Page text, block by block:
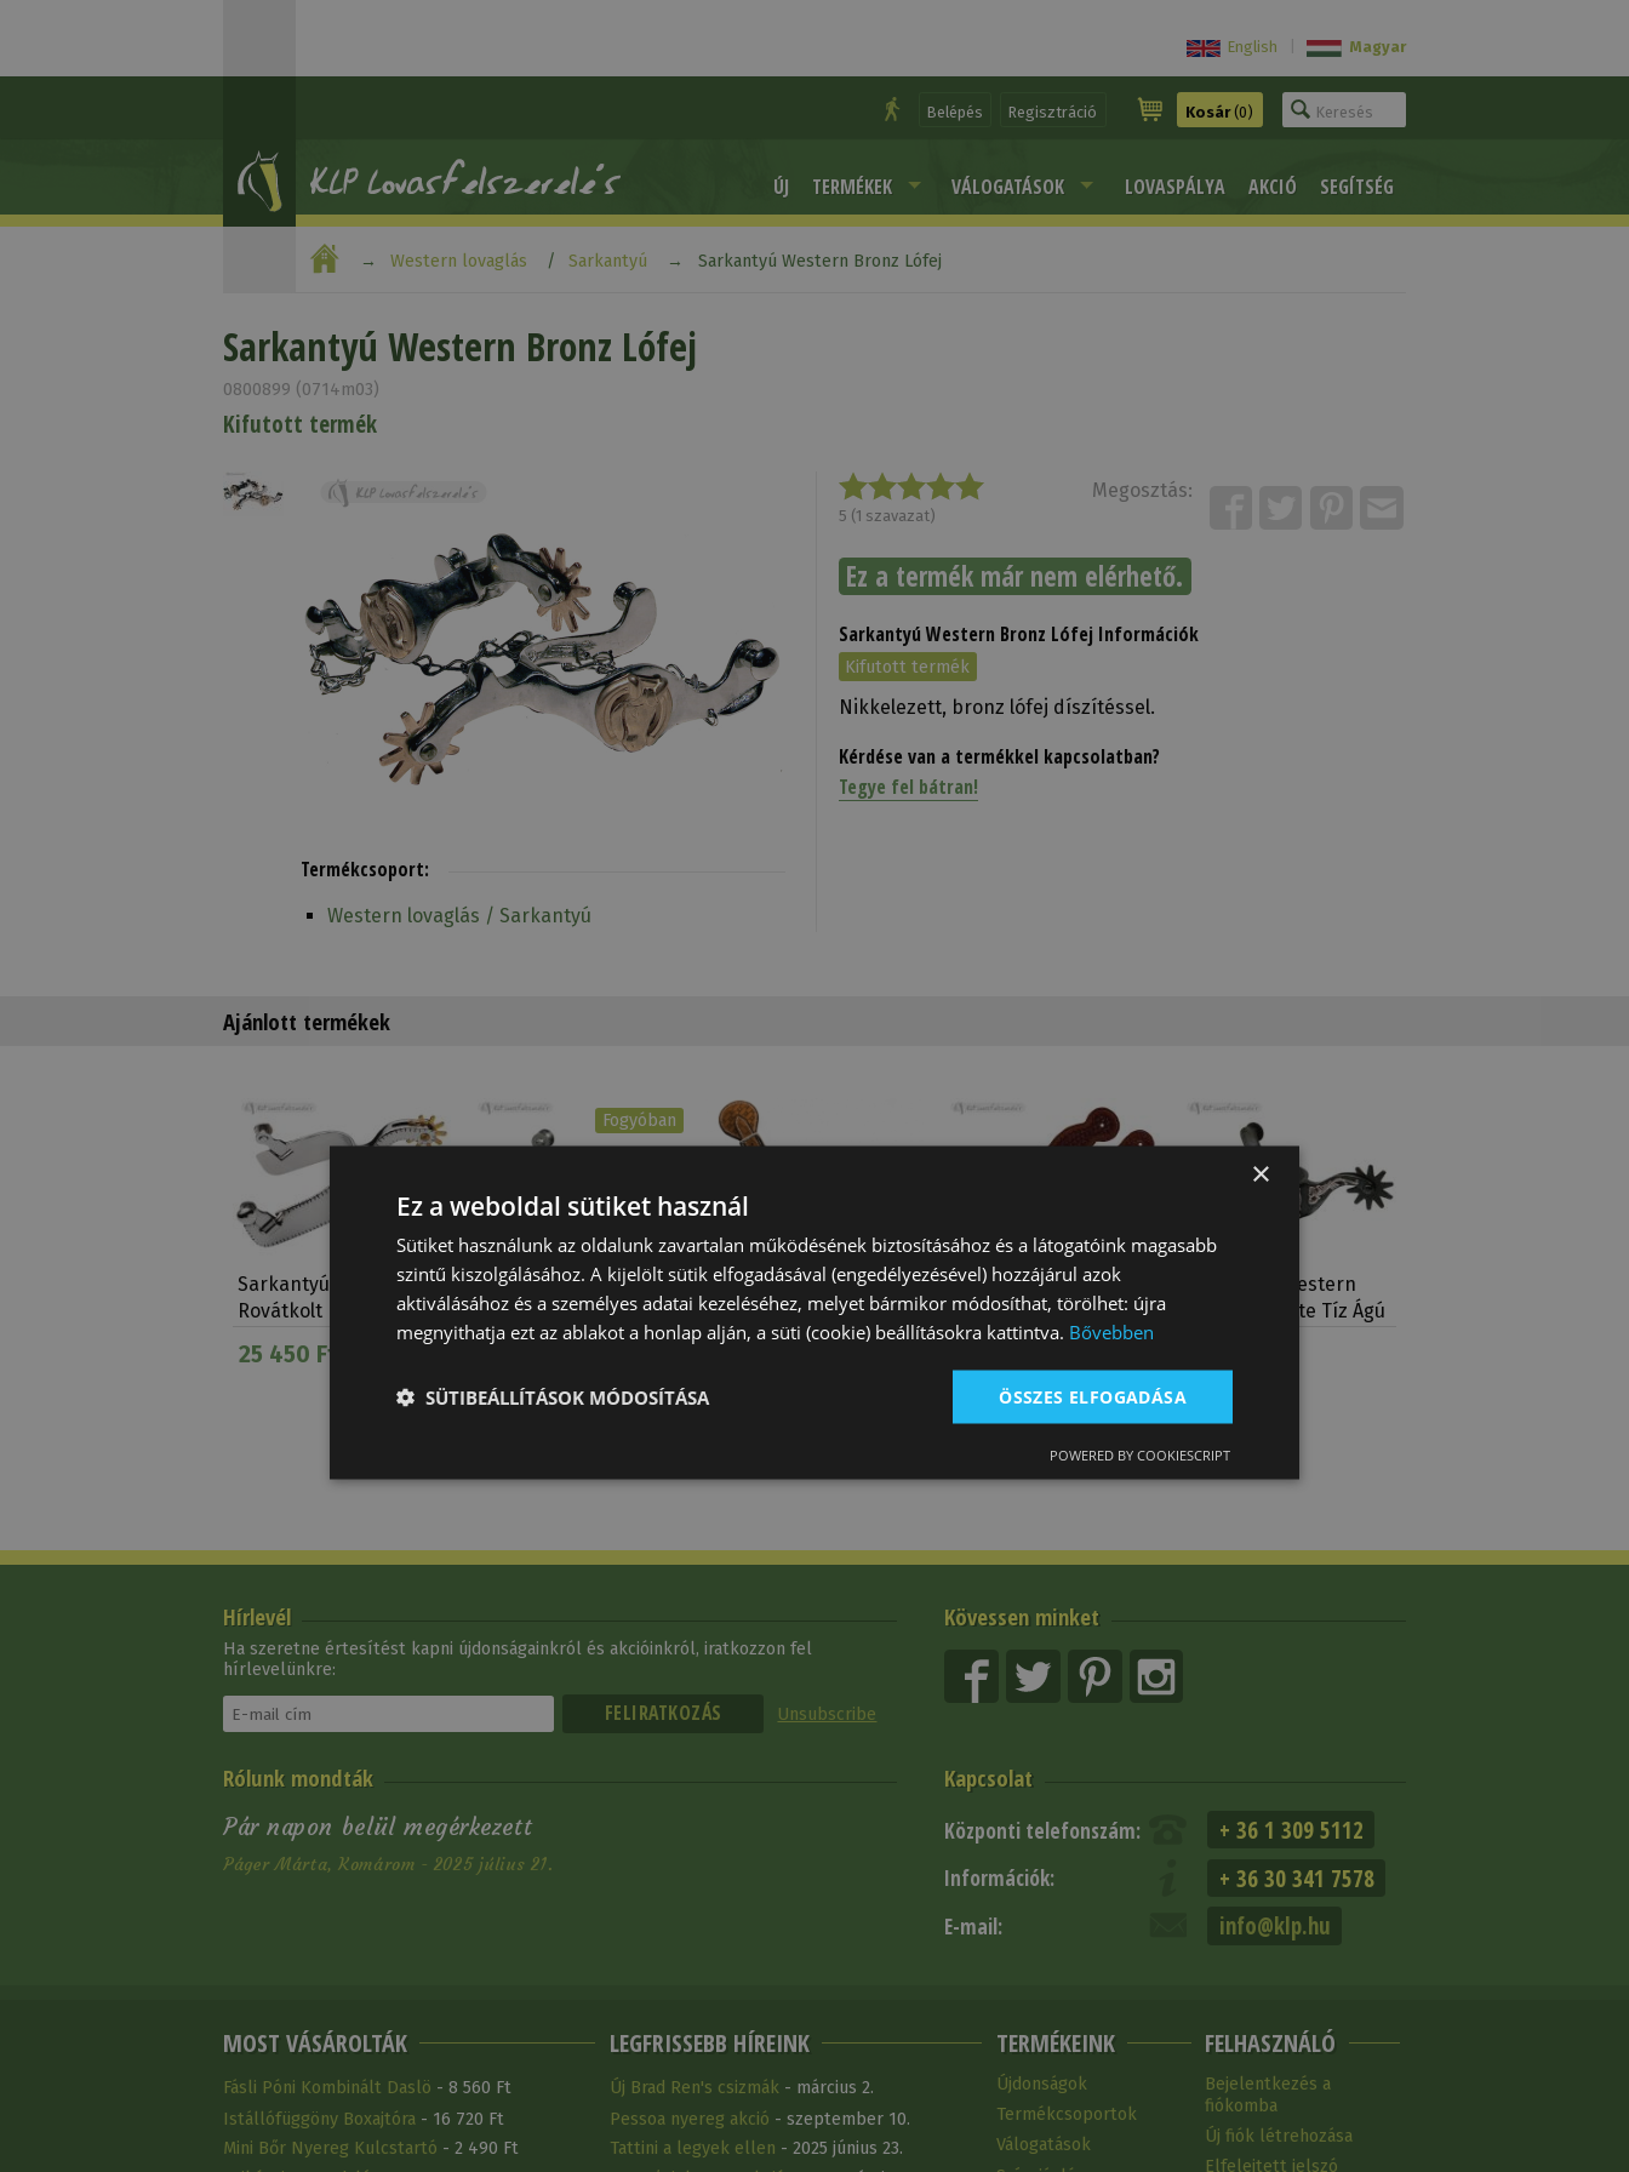
English Magyar
Belépés Regisztráció Kosár(0)
ÚJ TERMÉKEK VÁLOGATÁSOK LOVASPÁLYA AKCIÓ SEGÍTSÉG
Western lovaglás Sarkantyú Sarkantyú Western Bronz Lófej
Sarkantyú Western Bronz Lófej
0800899 (0714m03)
Kifutott termék
5 (1 szavazat)
Megosztás:
Ez a termék már nem elérhető.
Sarkantyú Western Bronz Lófej Információk
Kifutott termék
Nikkelezett, bronz lófej díszítéssel.
Kérdése van a termékkel kapcsolatban?
Tegye fel bátran!
Termékcsoport:
Western lovaglás / Sarkantyú
Ajánlott termékek
Sarkantyú Western
Rovátkolt
25 450 Ft
Fogyóban
Sarkantyú Western Kis
Derelyés
Sarkantyúszíj Western
Kosárfonott Ívelt
Sarkantyúszíj Western
Kosárfonott
Sarkantyú Western
Reining Fekete Tíz Ágú
Díszített
9 350 Ft
Kövessen minket
Hírlevél
Ha szeretne értesítést kapni újdonságainkról és akcióinkról, iratkozzon fel
hírlevelünkre:
Unsubscribe
Kapcsolat
Központi telefonszám: + 36 1 309 5112
Információk: + 36 30 341 7578
E-mail: info@klp.hu
Rólunk mondták
Pár napon belül megérkezett
Páger Márta, Komárom - 2025 július 21.
MOST VÁSÁROLTÁK
Fásli Póni Kombinált Daslö - 8 560 Ft
Istállófüggöny Boxajtóra - 16 720 Ft
Mini Bőr Nyereg Kulcstartó - 2 490 Ft
LEGFRISSEBB HÍREINK
Új Brad Ren's csizmák- március 2.
Pessoa nyereg akció - szeptember 10.
Tattini a legyek ellen - 2025 június 23.
TERMÉKEINK
Újdonságok
Termékcsoportok
Válogatások
FELHASZNÁLÓ
Bejelentkezés a
fiókomba
Új fiók létrehozása
Elfelejtett jelszó
×
Ez a weboldal sütiket használ
Sütiket használunk az oldalunk zavartalan működésének biztosításához és a látogatóink magasabb
szintű kiszolgálásához. A kijelölt sütik elfogadásával (engedélyezésével) hozzájárul azok
aktiválásához és a személyes adatai kezeléséhez, melyet bármikor módosíthat, törölhet: újra
megnyithatja ezt az ablakot a honlap alján, a süti (cookie) beállításokra kattintva. Bővebben
ÖSSZES ELFOGADÁSA
SÜTIBEÁLLÍTÁSOK MÓDOSÍTÁSA
POWERED BY COOKIESCRIPT